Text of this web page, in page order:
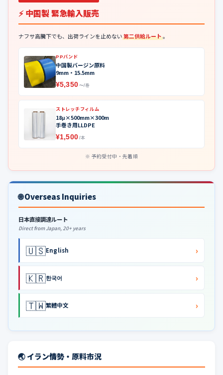
⚡ 中国製 緊急輸入販売
ナフサ高騰下でも、出荷ラインを止めない第二供給ルート。
PPバンド
中国製バージン原料
9mm・15.5mm
¥5,350 〜/巻
ストレッチフィルム
18μ×500mm×300m
手巻き用LLDPE
¥1,500 /本
予約受付中・先着順
🌐 Overseas Inquiries
日本直接調達ルート
Direct from Japan, 20+ years
🇺🇸English ›
🇰🇷한국어 ›
🇹🇼繁體中文 ›
🌏 イラン情勢・原料市況